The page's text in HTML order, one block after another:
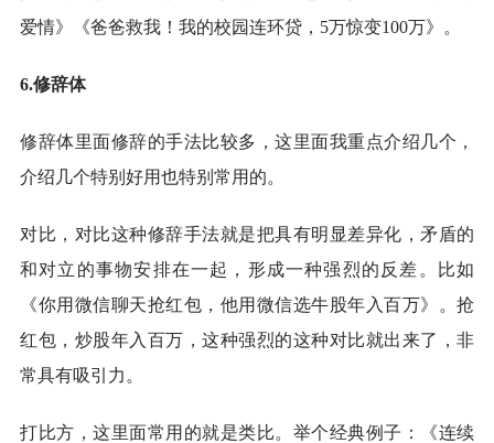
爱情》《爸爸救我！我的校园连环贷，5万惊变100万》。
6.修辞体
修辞体里面修辞的手法比较多，这里面我重点介绍几个，
介绍几个特别好用也特别常用的。
对比，对比这种修辞手法就是把具有明显差异化，矛盾的
和对立的事物安排在一起，形成一种强烈的反差。比如
《你用微信聊天抢红包，他用微信选牛股年入百万》。抢
红包，炒股年入百万，这种强烈的这种对比就出来了，非
常具有吸引力。
打比方，这里面常用的就是类比。举个经典例子：《连续